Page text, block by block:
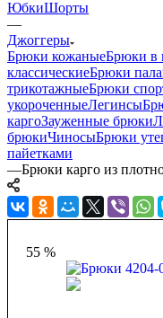
ЮбкиШорты
—
Джоггеры
Брюки кожаныеБрюки в
классическиеБрюки
трикотажныеБрюки
укороченныеЛегинсы
каргоЗауженные брюки
брюкиЧиносыБрюки
пайетками
—Брюки карго из
55 %